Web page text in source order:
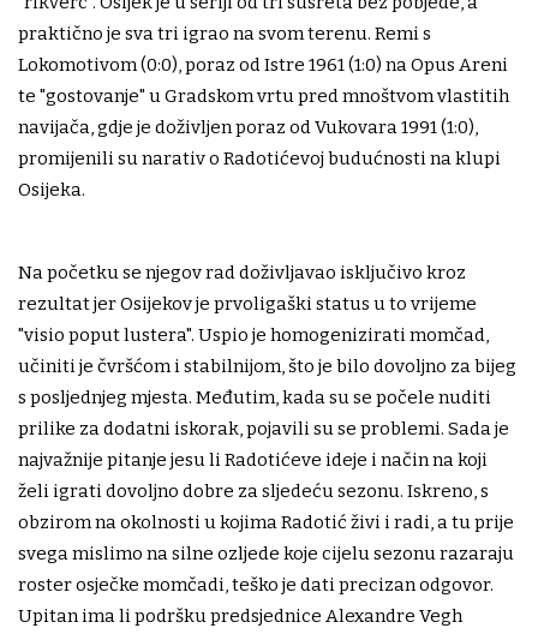
praktično je sva tri igrao na svom terenu. Remi s
Lokomotivom (0:0), poraz od Istre 1961 (1:0) na Opus Areni
te "gostovanje" u Gradskom vrtu pred mnoštvom vlastitih
navijača, gdje je doživljen poraz od Vukovara 1991 (1:0),
promijenili su narativ o Radotićevoj budućnosti na klupi
Osijeka.
Na početku se njegov rad doživljavao isključivo kroz
rezultat jer Osijekov je prvoligaški status u to vrijeme
"visio poput lustera". Uspio je homogenizirati momčad,
učiniti je čvršćom i stabilnijom, što je bilo dovoljno za bijeg
s posljednjeg mjesta. Međutim, kada su se počele nuditi
prilike za dodatni iskorak, pojavili su se problemi. Sada je
najvažnije pitanje jesu li Radotićeve ideje i način na koji
želi igrati dovoljno dobre za sljedeću sezonu. Iskreno, s
obzirom na okolnosti u kojima Radotić živi i radi, a tu prije
svega mislimo na silne ozljede koje cijelu sezonu razaraju
roster osječke momčadi, teško je dati precizan odgovor.
Upitan ima li podršku predsjednice Alexandre Vegh